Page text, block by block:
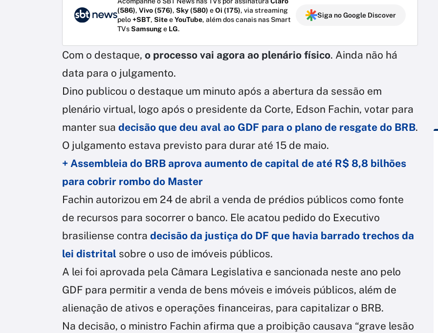
(586), Vivo (576), Sky (580) eOi (175), via streaming
pelo+SBT, SiteeYouTube, além dos canais nas Smart
TVsSamsunge LG.
Siga no Google Discover
Com o destaque, o processo vai agora ao plenário físico. Ainda não há
data para o julgamento.
Dino publicou o destaque um minuto após a abertura da sessão em
plenário virtual, logo após o presidente da Corte, Edson Fachin, votar para
manter sua decisão que deu aval ao GDF para o plano de resgate do BRB.
O julgamento estava previsto para durar até 15 de maio.
+ Assembleia do BRB aprova aumento de capital de até R$ 8,8 bilhões
para cobrir rombo do Master
Fachin autorizou em 24 de abril a venda de prédios públicos como fonte
de recursos para socorrer o banco. Ele acatou pedido do Executivo
brasiliense contra decisão da justiça do DF que havia barrado trechos da
lei distrital sobre o uso de imóveis públicos.
A lei foi aprovada pela Câmara Legislativa e sancionada neste ano pelo
GDF para permitir a venda de bens móveis e imóveis públicos, além de
alienação de ativos e operações financeiras, para capitalizar o BRB.
Na decisão, o ministro Fachin afirma que a proibição causava “grave lesão